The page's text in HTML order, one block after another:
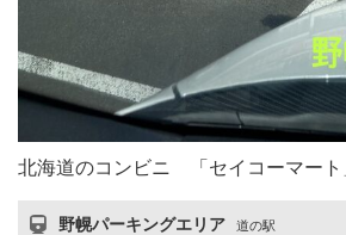
北海道のコンビニ 「セイコーマート
野幌パーキングエリア 道の駅